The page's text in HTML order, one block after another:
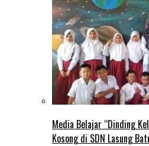
Media Belajar “Dinding
Kosong di SDN Lasung